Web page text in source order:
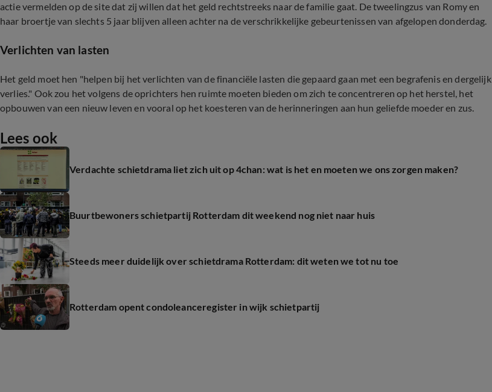
actie vermelden op de site dat zij willen dat het geld rechtstreeks naar de familie gaat. De tweelingzus van Romy en
haar broertje van slechts 5 jaar blijven alleen achter na de verschrikkelijke gebeurtenissen van afgelopen donderdag.
Verlichten van lasten
Het geld moet hen "helpen bij het verlichten van de financiële lasten die gepaard gaan met een begrafenis en dergelijk
verlies." Ook zou het volgens de oprichters hen ruimte moeten bieden om zich te concentreren op het herstel, het
opbouwen van een nieuw leven en vooral op het koesteren van de herinneringen aan hun geliefde moeder en zus.
Lees ook
Verdachte schietdrama liet zich uit op 4chan: wat is het en moeten we ons zorgen maken?
Buurtbewoners schietpartij Rotterdam dit weekend nog niet naar huis
Steeds meer duidelijk over schietdrama Rotterdam: dit weten we tot nu toe
Rotterdam opent condoleanceregister in wijk schietpartij